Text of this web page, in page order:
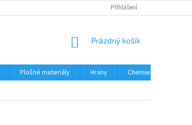
PODMÍNKY OCHRANY OSOBNÍCH ÚDAJŮ
Přihlášení
NÁKUPNÍ
Prázdný košík
Plošné materiály Hrany
Chemie • doplňky